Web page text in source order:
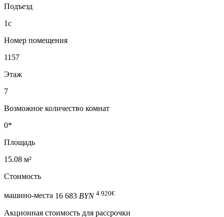
Подъезд
1с
Номер помещения
1157
Этаж
7
Возможное количество комнат
0*
Площадь
15.08 м²
Стоимость
машино-места 16 683 BYN 4 920€
Акционная стоимость для рассрочки